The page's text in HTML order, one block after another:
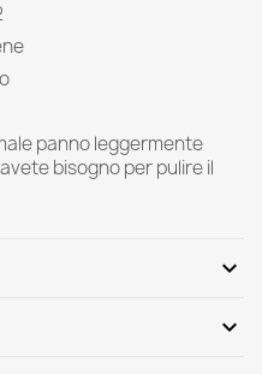
panno leggermente
bisogno per pulire il
expand_more
expand_more